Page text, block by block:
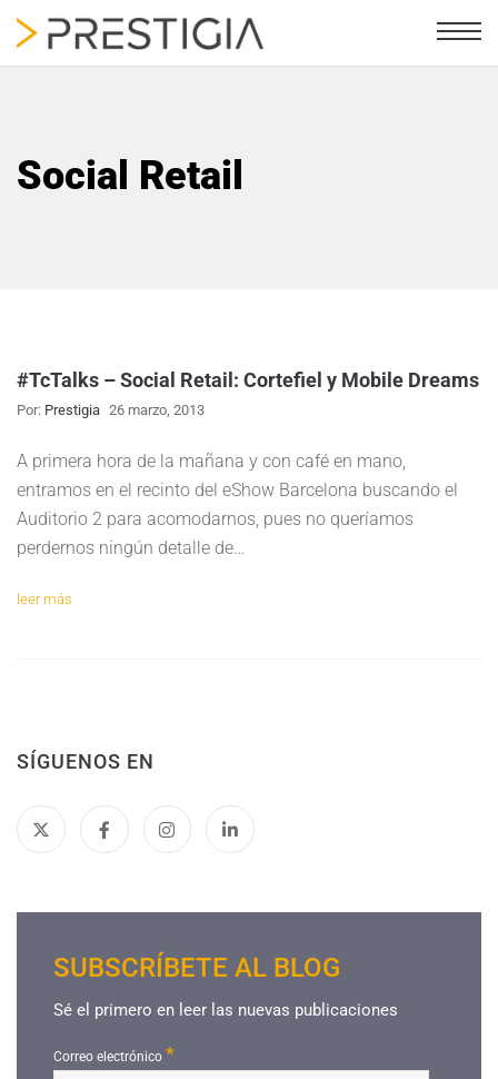
Social Retail
#TcTalks – Social Retail: Cortefiel y Mobile Dreams
Por: Prestigia 26 marzo, 2013
A primera hora de la mañana y con café en mano,
entramos en el recinto del eShow Barcelona buscando el
Auditorio 2 para acomodarnos, pues no queríamos
perdernos ningún detalle de…
leer más
SÍGUENOS EN
SUBSCRÍBETE AL BLOG
Sé el primero en leer las nuevas publicaciones
Correo electrónico *